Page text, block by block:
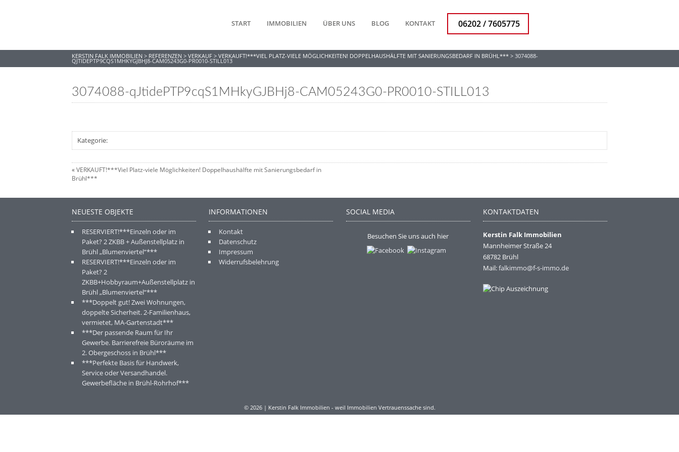
START IMMOBILIEN ÜBER UNS BLOG KONTAKT 06202 / 7605775
KERSTIN FALK IMMOBILIEN > REFERENZEN > VERKAUF > VERKAUFT!***VIEL PLATZ-VIELE MÖGLICHKEITEN! DOPPELHAUSHÄLFTE MIT SANIERUNGSBEDARF IN BRÜHL*** > 3074088-
QJTIDEPTP9CQS1MHKYGJBHJ8-CAM05243G0-PR0010-STILL013
3074088-qJtidePTP9cqS1MHkyGJBHj8-CAM05243G0-PR0010-STILL013
Kategorie:
«VERKAUFT!***Viel Platz-viele Möglichkeiten! Doppelhaushälfte mit Sanierungsbedarf in
Brühl***
NEUESTE OBJEKTE
RESERVIERT!***Einzeln oder im
Paket? 2 ZKBB + Außenstellplatz in
Brühl „Blumenviertel“***
RESERVIERT!***Einzeln oder im
Paket? 2
ZKBB+Hobbyraum+Außenstellplatz in
Brühl „Blumenviertel“***
***Doppelt gut! Zwei Wohnungen,
doppelte Sicherheit. 2-Familienhaus,
vermietet, MA-Gartenstadt***
***Der passende Raum für Ihr
Gewerbe. Barrierefreie Büroräume im
2. Obergeschoss in Brühl***
***Perfekte Basis für Handwerk,
Service oder Versandhandel.
Gewerbefläche in Brühl-Rohrhof***
INFORMATIONEN
Kontakt
Datenschutz
Impressum
Widerrufsbelehrung
SOCIAL MEDIA
Besuchen Sie uns auch hier
KONTAKTDATEN
Kerstin Falk Immobilien
Mannheimer Straße 24
68782 Brühl
Mail:falkimmo@f-s-immo.de
© 2026 | Kerstin Falk Immobilien - weil Immobilien Vertrauenssache sind.